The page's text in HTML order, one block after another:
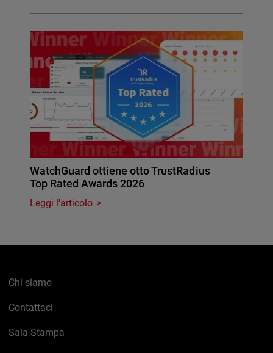
WatchGuard ottiene otto TrustRadius
Top Rated Awards 2026
Leggi l'articolo
Chi siamo
Contattaci
Sala Stampa